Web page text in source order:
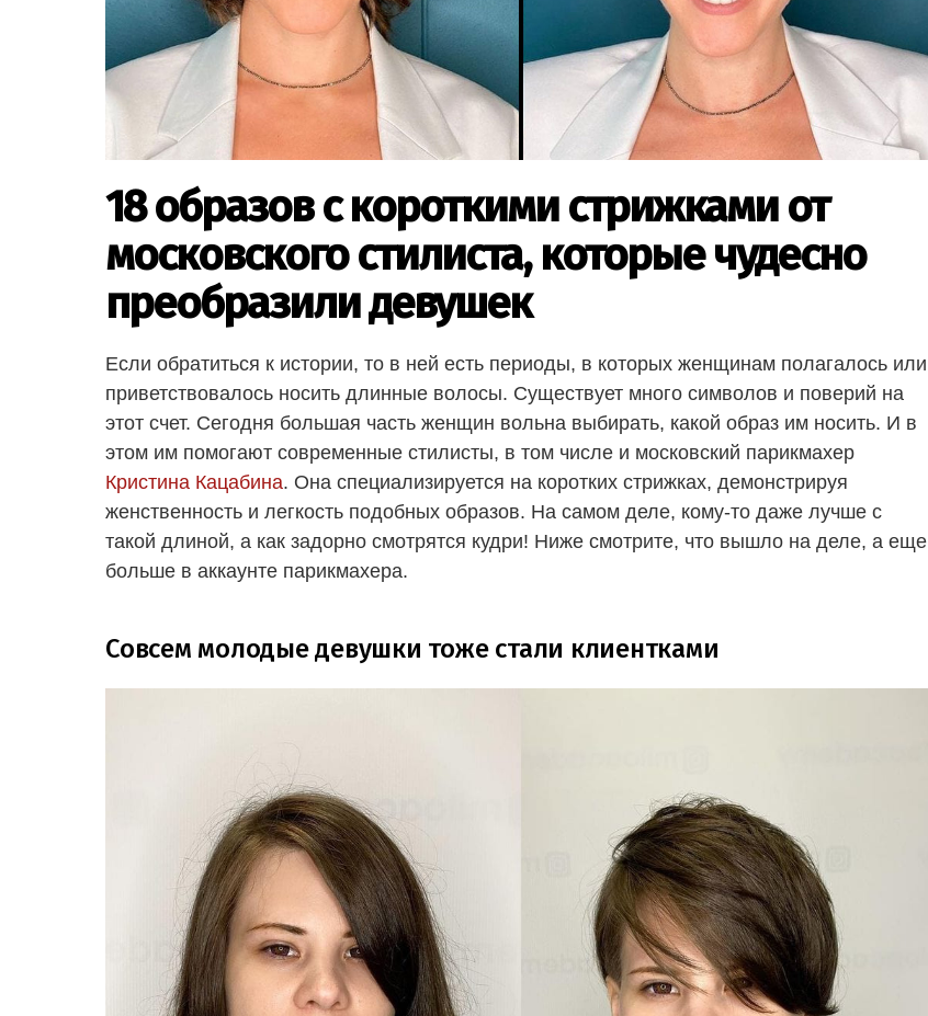
18 образов с короткими стрижками от
московского стилиста, которые чудесно
преобразили девушек
Если обратиться к истории, то в ней есть периоды, в которых женщинам полагалось или
приветствовалось носить длинные волосы. Существует много символов и поверий на
этот счет. Сегодня большая часть женщин вольна выбирать, какой образ им носить. И в
этом им помогают современные стилисты, в том числе и московский парикмахер
Кристина Кацабина. Она специализируется на коротких стрижках, демонстрируя
женственность и легкость подобных образов. На самом деле, кому-то даже лучше с
такой длиной, а как задорно смотрятся кудри! Ниже смотрите, что вышло на деле, а еще
больше в аккаунте парикмахера.
Совсем молодые девушки тоже стали клиентками